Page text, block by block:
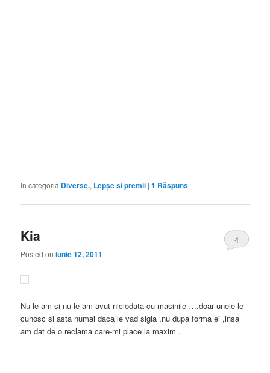
În categoria Diverse., Lepşe si premii |1 Răspuns
Kia
Posted oniunie 12, 2011
4
Nu le am si nu le-am avut niciodata cu masinile ….doar unele le
cunosc si asta numai daca le vad sigla ,nu dupa forma ei ,insa
am dat de o reclama care-mi place la maxim .